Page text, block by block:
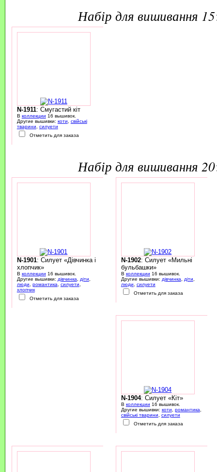
набір для вишивання
N-1911: Смугастий кіт
В коллекции 16 вышивок.
Другие вышивки: коти
свійські
тварини
силуети
Отметить для заказа
набір для вишивання
N-1901: Силует «Дівчинка і
хлопчик»
В коллекции 16 вышивок.
Другие вышивки: дівчинка діти
люди
романтика силуети
хлопчик
Отметить для заказа
N-1902: Силует «Мильні
бульбашки»
В коллекции 16 вышивок.
Другие вышивки: дівчинка діти
люди
силуети
Отметить для заказа
N-1904: Силует «Кіт»
В коллекции 16 вышивок.
Другие вышивки: коти романтика
свійські тварини
силуети
Отметить для заказа